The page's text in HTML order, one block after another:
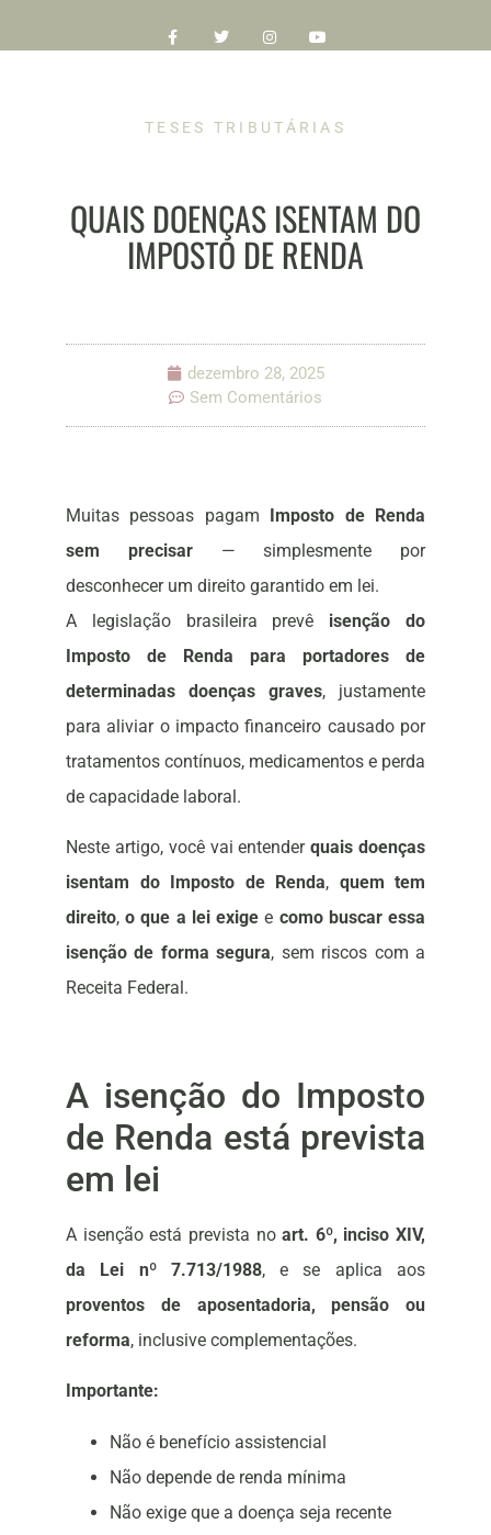
TESES TRIBUTÁRIAS
QUAIS DOENÇAS ISENTAM DO
IMPOSTO DE RENDA
dezembro 28, 2025
Sem Comentários
Muitas pessoas pagam Imposto de Renda
sem precisar— simplesmente por
desconhecer um direito garantido em lei.
A legislação brasileira prevê isenção do
Imposto de Renda para portadores de
determinadas doenças graves, justamente
para aliviar o impacto financeiro causado por
tratamentos contínuos, medicamentos e perda
de capacidade laboral.
Neste artigo, você vai entenderquais doenças
isentam do Imposto de Renda, quem tem
direito,o que a lei exige e como buscar essa
isenção de forma segura, sem riscos com a
Receita Federal.
A isenção do Imposto
de Renda está prevista
em lei
A isenção está prevista noart. 6º, inciso XIV,
da Lei nº 7.713/1988, e se aplica aos
proventos de aposentadoria, pensão ou
reforma, inclusive complementações.
Importante:
Não é benefício assistencial
Não depende de renda mínima
Não exige que a doença seja recente